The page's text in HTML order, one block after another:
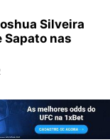
Silveira
nas